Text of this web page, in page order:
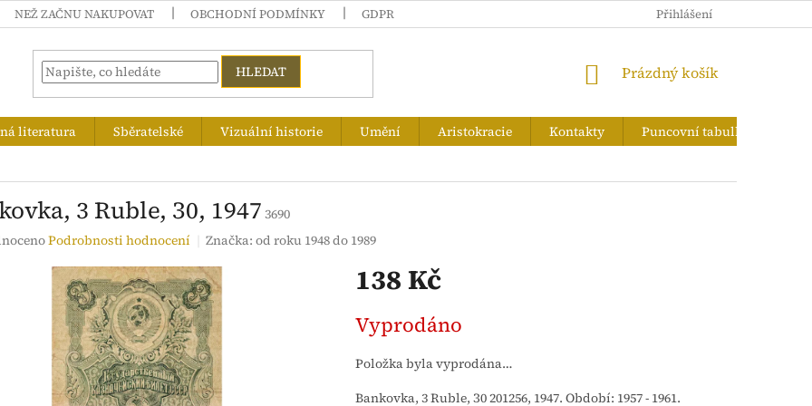
NEŽ ZAČNU NAKUPOVAT OBCHODNÍ PODMÍNKY GDPR Přihlášení
HLEDAT
NÁKUPNÍ
Prázdný košík
literatura Sběratelské Vizuální historie Umění Aristokracie Kontakty Puncovní tabulka
3 Ruble, З0, 1947 3690
Podrobnosti hodnocení Značka:od roku 1948 do 1989
138 Kč
cena:
Vyprodáno
Položka byla vyprodána…
Bankovka, 3 Ruble, З0 201256, 1947. Období: 1957 - 1961.